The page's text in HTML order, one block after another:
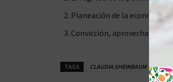
Planeación de la economía.
Convicción, aprovechando el
TAGS CLAUDIA SHEINBAUM